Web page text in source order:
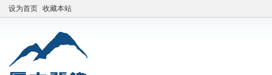
设为首页 收藏本站